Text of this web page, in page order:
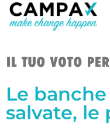
Le
salvate, le